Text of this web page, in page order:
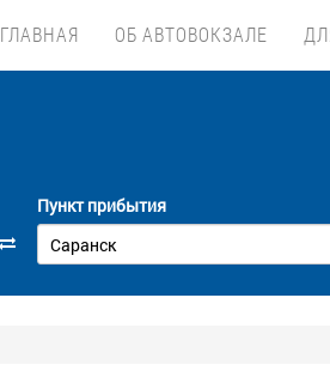
ГЛАВНАЯ ОБ АВТОВОКЗАЛЕ
Пункт прибытия